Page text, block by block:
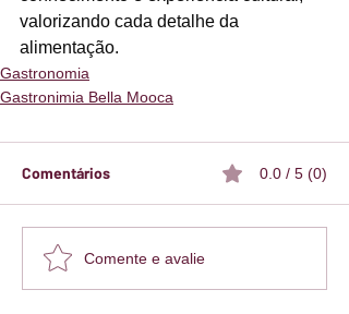
valorizando cada detalhe da
alimentação.
Gastronomia
Gastronimia Bella Mooca
Comentários 0.0 / 5 (0)
Comente e avalie